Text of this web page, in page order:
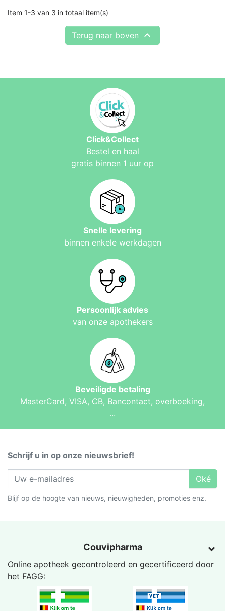
Item 1-3 van 3 in totaal item(s)
Terug naar boven 
Click&Collect
Bestel en haal
gratis binnen 1 uur op
Snelle levering
binnen enkele werkdagen
Persoonlijk advies
van onze apothekers
Beveiligde betaling
MasterCard, VISA, CB, Bancontact, overboeking,
...
Schrijf u in op onze nieuwsbrief!
Oké
Blijf op de hoogte van nieuws, nieuwigheden, promoties enz.
Couvipharma
Online apotheek gecontroleerd en gecertificeerd door
het FAGG: